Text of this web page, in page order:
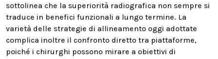
sottolinea che la superiorità radiografica non sempre si
traduce in benefici funzionali a lungo termine. La
varietà delle strategie di allineamento oggi adottate
complica inoltre il confronto diretto tra piattaforme,
poiché i chirurghi possono mirare a obiettivi di